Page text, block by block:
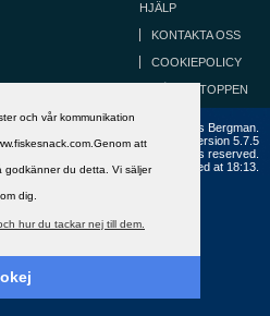
och vår kommunikation
att
godkänner du detta. Vi säljer
dig.
hur du tackar nej till dem.
HJÄLP
KONTAKTA OSS
COOKIEPOLICY
GÅ TILL TOPPEN
Grundad 2002 av Anders Bergman.
Powered byvBulletin®
Version 5.7.5
MH Sub I, LLC dba vBulletin. All rights reserved.
are GMT+1. This page was generated at 18:13.